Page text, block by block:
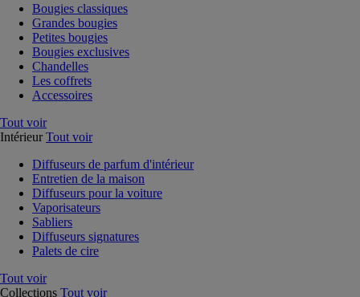
Bougies classiques
Grandes bougies
Petites bougies
Bougies exclusives
Chandelles
Les coffrets
Accessoires
Tout voir
Intérieur Tout voir
Diffuseurs de parfum d'intérieur
Entretien de la maison
Diffuseurs pour la voiture
Vaporisateurs
Sabliers
Diffuseurs signatures
Palets de cire
Tout voir
Collections Tout voir